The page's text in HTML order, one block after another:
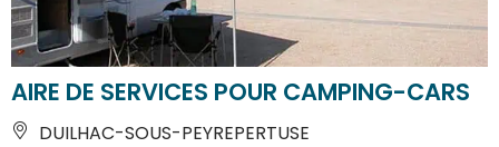
AIRE DE SERVICES POUR CAMPING-CARS
DUILHAC-SOUS-PEYREPERTUSE